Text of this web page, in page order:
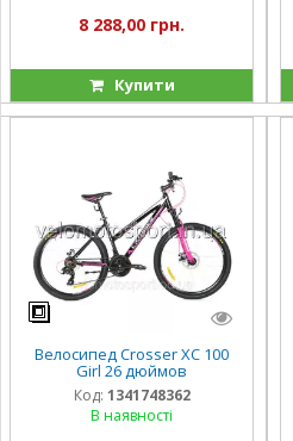
8 288,00 грн.
Купити
Велосипед Crosser XC 100
Girl 26 дюймов
Код: 1341748362
В наявності